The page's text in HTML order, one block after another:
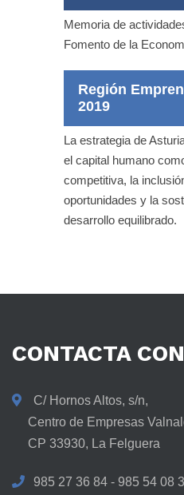
Memoria de
Fomento de la
Región
2019
La estrategia de
el capital humano
competitiva, la
oportunidades y la
desarrollo equilibrado.
CONTACTA CON
C/ Hornos Altos, s/n,
Centro de Empresas
CP 33930, La Felguera
985 27 36 84 - 985 54 08